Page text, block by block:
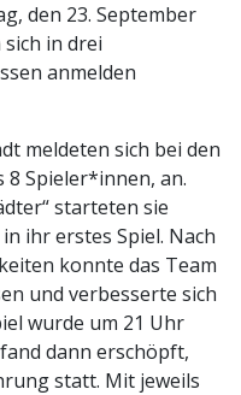
den 23. September
in drei
anmelden
meldeten sich bei den
8 Spieler*innen, an.
starteten sie
ihr erstes Spiel. Nach
konnte das Team
und verbesserte sich
wurde um 21 Uhr
dann erschöpft,
statt. Mit jeweils